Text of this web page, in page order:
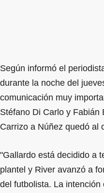
Según informó el
durante la noche del
comunicación muy
Stéfano Di Carlo y Fabián
Carrizo a Núñez quedó al
"Gallardo está decidido a
plantel y River avanzó a
del futbolista. La